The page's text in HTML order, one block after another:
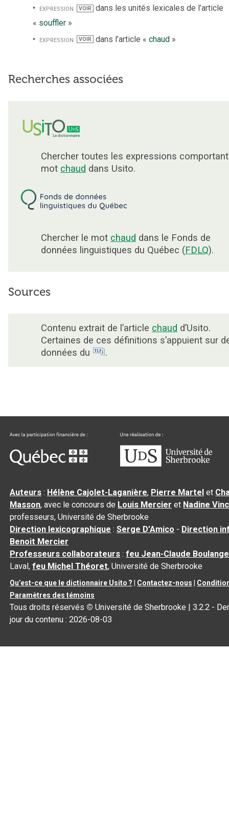
expression VOIR dans les unités lexicales de l’article
« souffler »
expression
VOIR dans l’article « chaud»
Recherches associées
Chercher toutes les expressions
mot chaud dans Usito.
Chercher le mot chaud dans le Fonds de
données linguistiques du Québec (FDLQ).
Sources
Contenu extrait de l’article chaud d’Usito.
Certaines de ces définitions s’appuient sur
données du
.
Auteurs : Hélène Cajolet-Laganière, Pierre Martel et
Masson, avec le concours de Louis Mercier et Nadine
professeurs, Université de Sherbrooke
Direction lexicographique :Serge D’Amico - Direction
Benoit Mercier
Professeurs collaborateurs :feu Jean-Claude
Laval,feu Michel Théoret, Université de Sherbrooke
Qu’est-ce que le dictionnaire Usito ? Contactez-nous
Paramètres des témoins
Tous droits réservés © Université de Sherbrooke |3.2.2 -
jour du contenu :2026-08-03